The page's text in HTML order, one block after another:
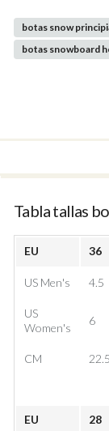
botas snow
botas snowboard
Tabla tallas
EU 36
US Men's 4.5
US
Women's
6
CM 22.5
EU 28